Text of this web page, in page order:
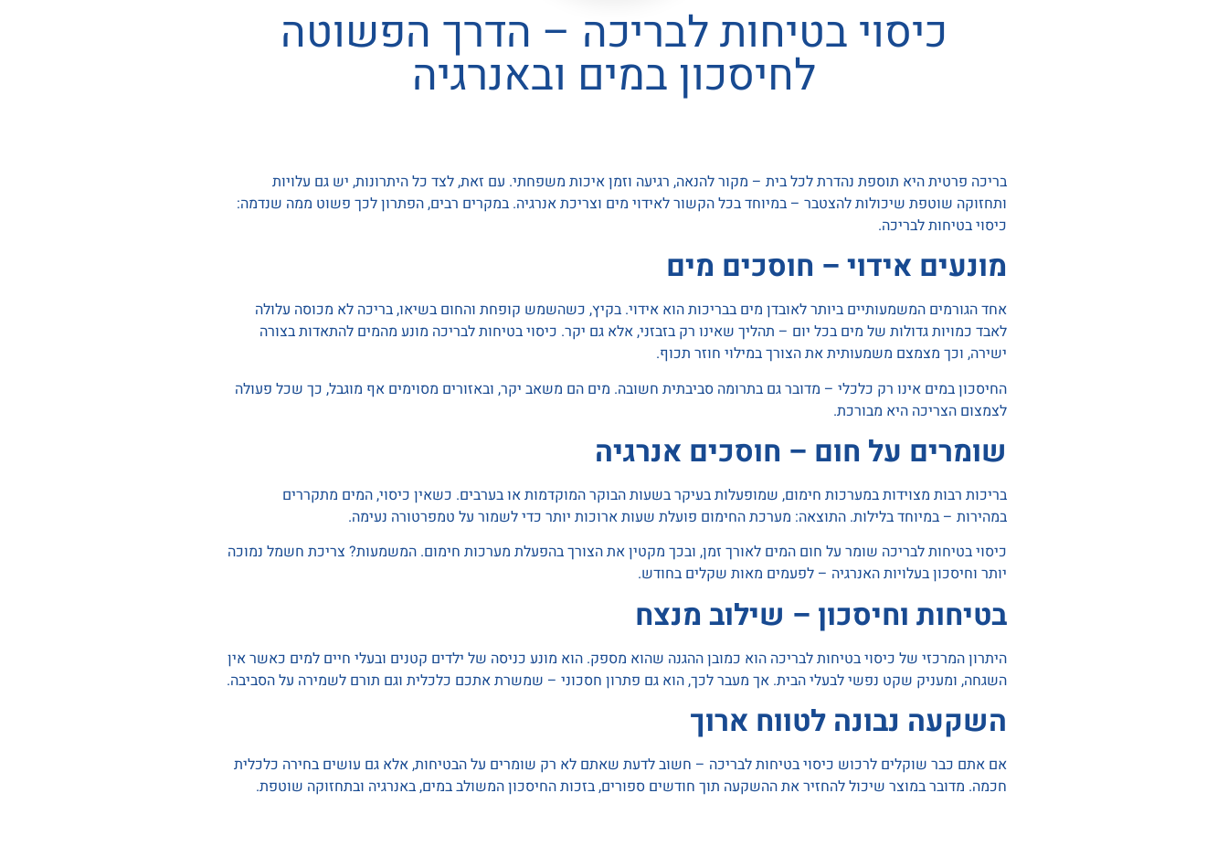
כיסוי בטיחות לבריכה – הדרך הפשוטה
לחיסכון במים ובאנרגיה
בריכה פרטית היא תוספת נהדרת לכל בית – מקור להנאה, רגיעה וזמן איכות משפחתי. עם זאת, לצד כל היתרונות, יש גם עלויות
ותחזוקה שוטפת שיכולות להצטבר – במיוחד בכל הקשור לאידוי מים וצריכת אנרגיה. במקרים רבים, הפתרון לכך פשוט ממה שנדמה:
כיסוי בטיחות לבריכה.
מונעים אידוי – חוסכים מים
אחד הגורמים המשמעותיים ביותר לאובדן מים בבריכות הוא אידוי. בקיץ, כשהשמש קופחת והחום בשיאו, בריכה לא מכוסה עלולה
לאבד כמויות גדולות של מים בכל יום – תהליך שאינו רק בזבזני, אלא גם יקר. כיסוי בטיחות לבריכה מונע מהמים להתאדות בצורה
ישירה, וכך מצמצם משמעותית את הצורך במילוי חוזר תכוף.
החיסכון במים אינו רק כלכלי – מדובר גם בתרומה סביבתית חשובה. מים הם משאב יקר, ובאזורים מסוימים אף מוגבל, כך שכל פעולה
לצמצום הצריכה היא מבורכת.
שומרים על חום – חוסכים אנרגיה
בריכות רבות מצוידות במערכות חימום, שמופעלות בעיקר בשעות הבוקר המוקדמות או בערבים. כשאין כיסוי, המים מתקררים
במהירות – במיוחד בלילות. התוצאה: מערכת החימום פועלת שעות ארוכות יותר כדי לשמור על טמפרטורה נעימה.
כיסוי בטיחות לבריכה שומר על חום המים לאורך זמן, ובכך מקטין את הצורך בהפעלת מערכות חימום. המשמעות? צריכת חשמל נמוכה
יותר וחיסכון בעלויות האנרגיה – לפעמים מאות שקלים בחודש.
בטיחות וחיסכון – שילוב מנצח
היתרון המרכזי של כיסוי בטיחות לבריכה הוא כמובן ההגנה שהוא מספק. הוא מונע כניסה של ילדים קטנים ובעלי חיים למים כאשר אין
השגחה, ומעניק שקט נפשי לבעלי הבית. אך מעבר לכך, הוא גם פתרון חסכוני – שמשרת אתכם כלכלית וגם תורם לשמירה על הסביבה.
השקעה נבונה לטווח ארוך
אם אתם כבר שוקלים לרכוש כיסוי בטיחות לבריכה – חשוב לדעת שאתם לא רק שומרים על הבטיחות, אלא גם עושים בחירה כלכלית
חכמה. מדובר במוצר שיכול להחזיר את ההשקעה תוך חודשים ספורים, בזכות החיסכון המשולב במים, באנרגיה ובתחזוקה שוטפת.